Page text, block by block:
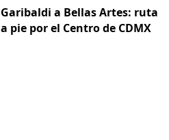
Garibaldi a Bellas Artes: ruta
a pie por el Centro de CDMX